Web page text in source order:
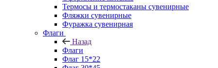
Термосы и термостаканы сувенирные
Фляжки сувенирные
Фуражка сувенирная
Флаги
Назад
Флаги
Флаг 15*22